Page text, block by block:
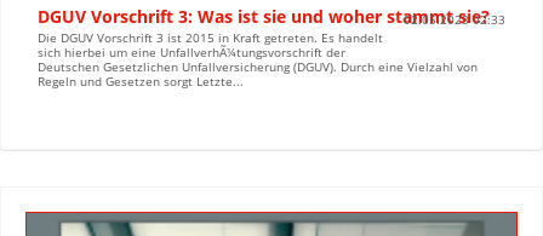
DGUV Vorschrift 3: Was ist sie und woher stammt sie?
02.05.2023 02:33
Die DGUV Vorschrift 3 ist 2015 in Kraft getreten. Es handelt
sich hierbei um eine UnfallverhÃ¼tungsvorschrift der
Deutschen Gesetzlichen Unfallversicherung (DGUV). Durch eine Vielzahl von
Regeln und Gesetzen sorgt Letzte...